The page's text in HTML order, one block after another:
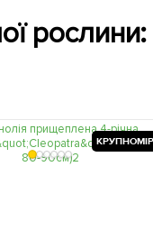
КРУПНОМІР